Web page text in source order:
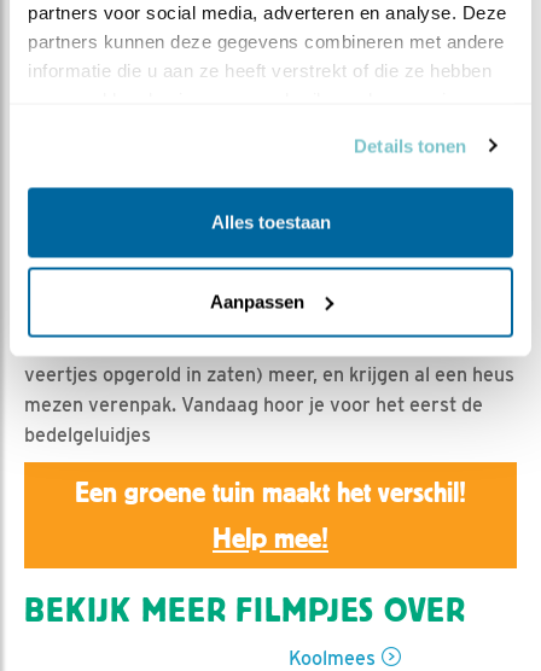
partners voor social media, adverteren en analyse. Deze
partners kunnen deze gegevens combineren met andere
informatie die u aan ze heeft verstrekt of die ze hebben
Details tonen
Alles toestaan
Aanpassen
Kleine meesjes worden groot
Bewaar dit filmpje|
1095x
Het gaat nu wel erg hard met de jonge koolmeesjes. Bij
sommigen zie je al zo goed als geen pennen (waar de
veertjes opgerold in zaten) meer, en krijgen al een heus
mezen verenpak. Vandaag hoor je voor het eerst de
bedelgeluidjes
Een groene tuin maakt het verschil!
Help mee!
BEKIJK MEER FILMPJES OVER
Koolmees